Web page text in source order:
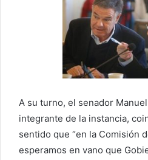
A su turno, el senador
integrante de la instancia,
sentido que “en la Comisión
esperamos en vano que